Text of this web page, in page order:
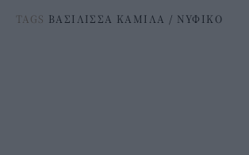
TAGS ΒΑΣΙΛΙΣΣΑ ΚΑΜΙΛΑ / ΝΥΦΙΚΟ